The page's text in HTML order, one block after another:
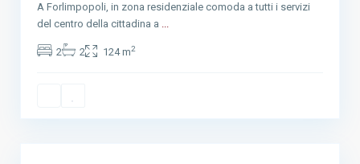
A Forlimpopoli, in zona residenziale comoda a tutti i servizi
del centro della cittadina a ...
2 2 124 m2